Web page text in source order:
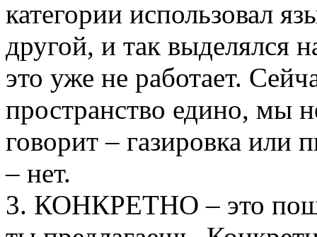
категории использовал
другой, и так выделялся
это уже не работает.
пространство едино, мы
говорит – газировка или
– нет.
3. КОНКРЕТНО – это